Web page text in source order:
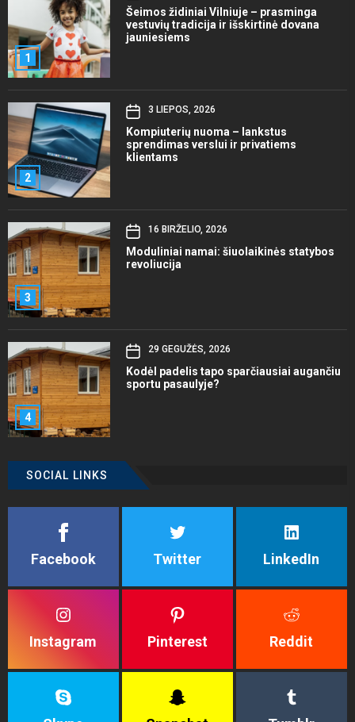
1
Šeimos židiniai Vilniuje – prasminga
vestuvių tradicija ir išskirtinė dovana
jauniesiems
2
3 LIEPOS, 2026
Kompiuterių nuoma – lankstus
sprendimas verslui ir privatiems
klientams
3
16 BIRŽELIO, 2026
Moduliniai namai: šiuolaikinės statybos
revoliucija
4
29 GEGUŽĖS, 2026
Kodėl padelis tapo sparčiausiai augančiu
sportu pasaulyje?
SOCIAL LINKS
Facebook Twitter LinkedIn
Instagram Pinterest Reddit